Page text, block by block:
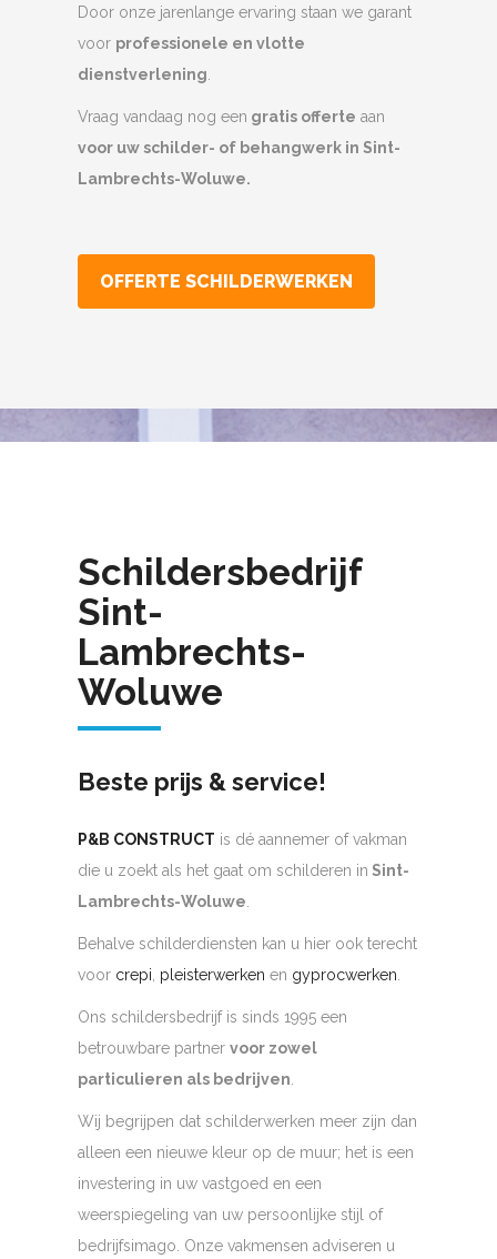
Door onze jarenlange ervaring staan we garant
voor professionele en vlotte
dienstverlening.
Vraag vandaag nog een gratis offerte aan
voor uw schilder- of behangwerk in Sint-
Lambrechts-Woluwe.
OFFERTE SCHILDERWERKEN
Schildersbedrijf
Sint-
Lambrechts-
Woluwe
Beste prijs & service!
P&B CONSTRUCT is dé aannemer of vakman
die u zoekt als het gaat om schilderen in Sint-
Lambrechts-Woluwe.
Behalve schilderdiensten kan u hier ook terecht
voor crepi, pleisterwerken en gyprocwerken.
Ons schildersbedrijf is sinds 1995 een
betrouwbare partner voor zowel
particulieren als bedrijven.
Wij begrijpen dat schilderwerken meer zijn dan
alleen een nieuwe kleur op de muur; het is een
investering in uw vastgoed en een
weerspiegeling van uw persoonlijke stijl of
bedrijfsimago. Onze vakmensen adviseren u